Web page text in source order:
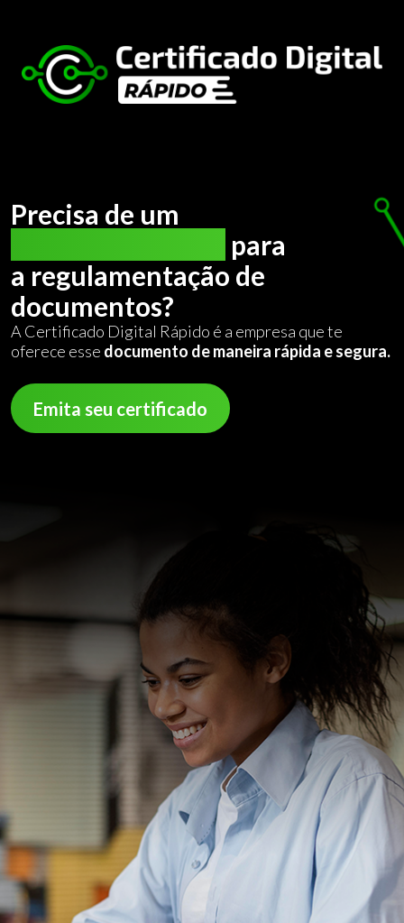
Precisa de um
para
a regulamentação de
documentos?
A Certificado Digital Rápido é a empresa que te
oferece esse documento de maneira rápida e segura.
Emita seu certificado